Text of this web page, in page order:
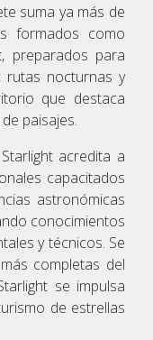
suma ya más de
formados como
preparados para
rutas nocturnas y
que destaca
paisajes.
acredita a
capacitados
astronómicas
conocimientos
y técnicos. Se
completas del
se impulsa
de estrellas